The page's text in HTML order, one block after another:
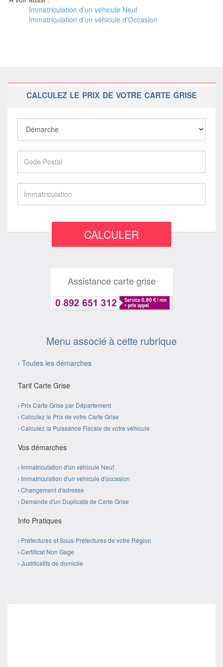
Immatriculation d'un véhicule Neuf
Immatriculation d'un véhicule d'Occasion
CALCULEZ LE PRIX DE VOTRE CARTE GRISE
CALCULER
Assistance carte grise
Menu associé à cette rubrique
Toutes les démarches
Tarif Carte Grise
Prix Carte Grise par Département
Calculez le Prix de votre Carte Grise
Calculez la Puissance Fiscale de votre véhicule
Vos démarches
Immatriculation d'un véhicule Neuf
Immatriculation d'un véhicule d'occasion
Changement d'adresse
Demande d'un Duplicata de Carte Grise
Info Pratiques
Préfectures et Sous-Préfectures de votre Région
Certificat Non Gage
Justificatifs de domicile